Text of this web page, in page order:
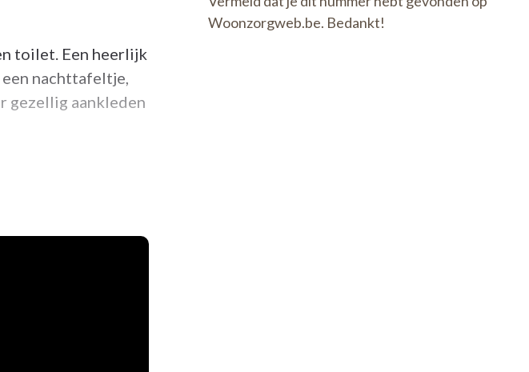
toilet. Een heerlijk
nachttafeltje,
gezellig aankleden
mobiel mogelijk
Woonzorgweb.be. Bedankt!